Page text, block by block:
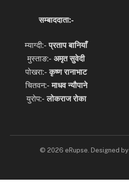
सम्बाददाता:-
म्याग्दी:-प्रताप बानियाँ
मुस्ताङ:- अमृत सुवेदी
पोखरा:-कृष्ण रानाभाट
चितवन:-माधव न्यौपाने
युरोप:-लोकराज रोका
© 2026 eRupse. Designed by